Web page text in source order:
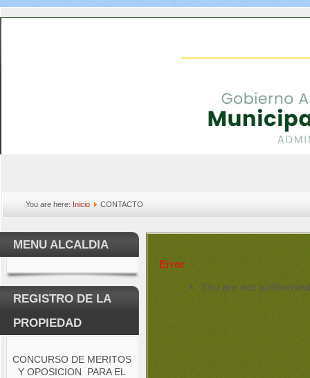
You are here: Inicio CONTACTO
MENU ALCALDIA
REGISTRO DE LA
PROPIEDAD
CONCURSO DE MERITOS
Y OPOSICION PARA EL
Error
You are not